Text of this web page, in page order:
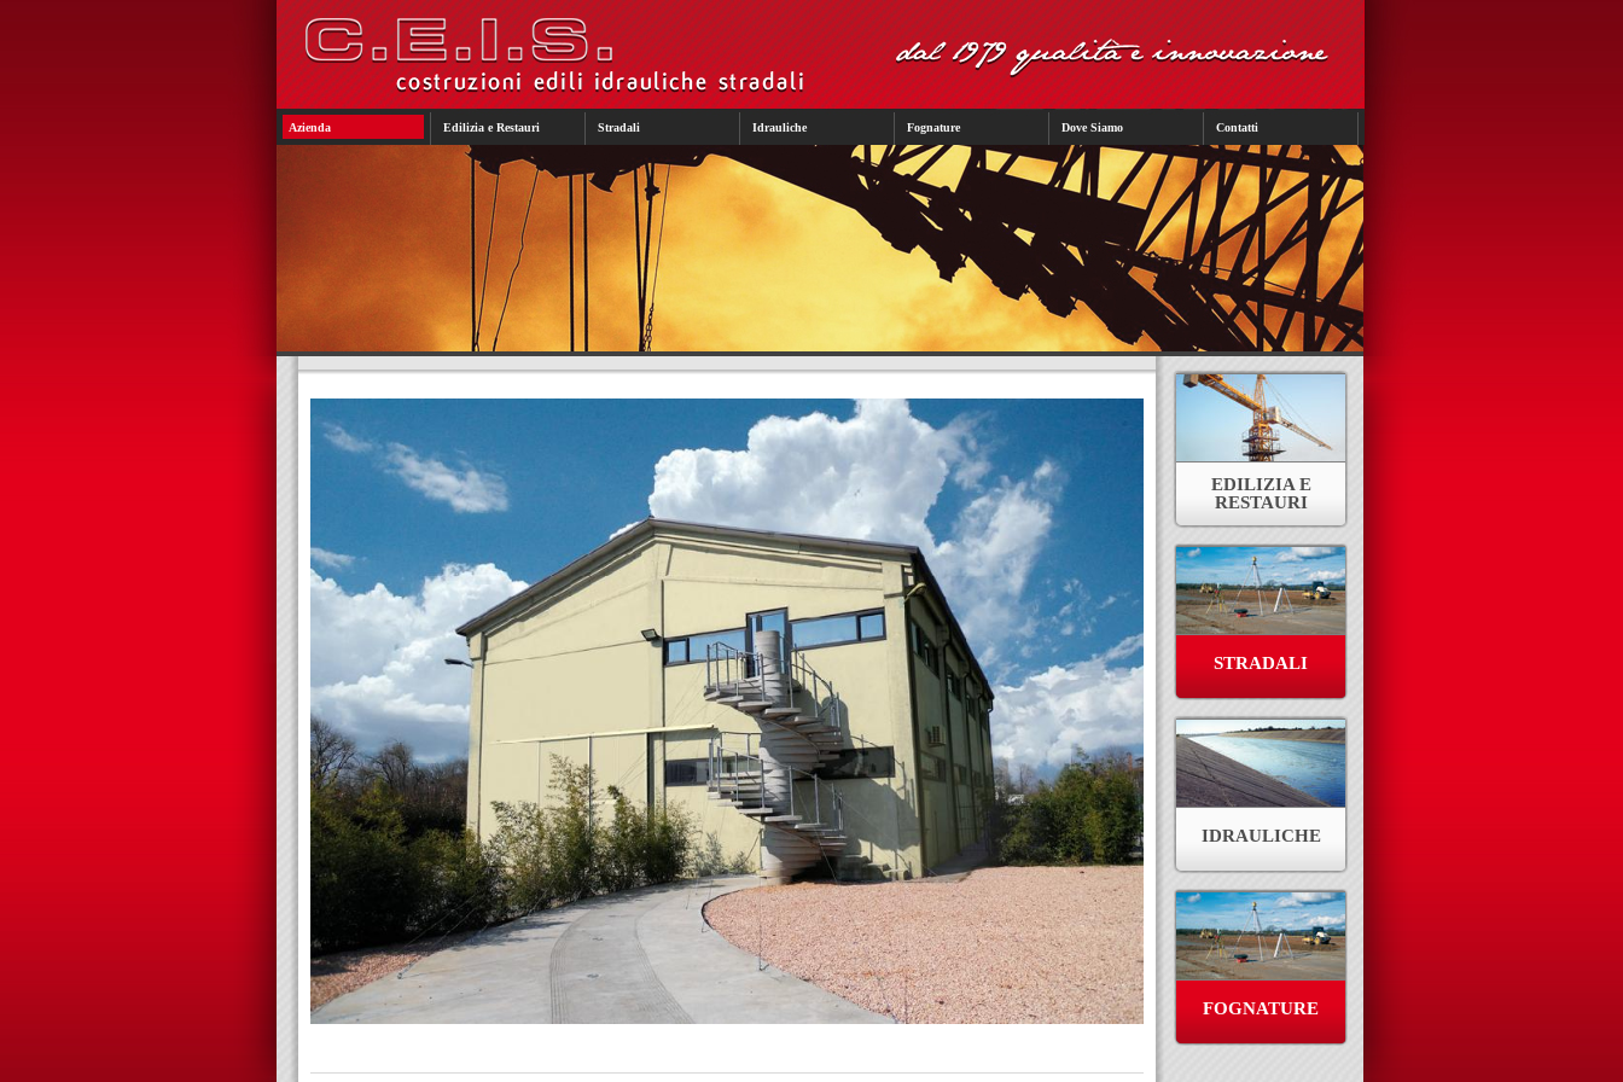
Azienda Edilizia e Restauri Stradali Idrauliche Fognature Dove Siamo Contatti
EDILIZIA E
RESTAURI
STRADALI
IDRAULICHE
FOGNATURE